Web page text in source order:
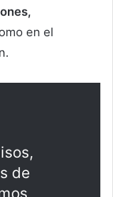
en el
de